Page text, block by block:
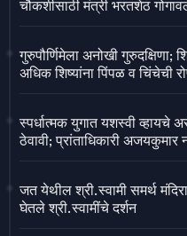
चौकशीसाठी मंत्री भरतशेठ
गुरुपौर्णिमेला अनोखी गुरुदक्षिणा;
अधिक शिष्यांना पिंपळ व चिंचेची
स्पर्धात्मक युगात यशस्वी व्हायचे
ठेवावी; प्रांताधिकारी अजयकुमार
जत येथील श्री.स्वामी समर्थ
घेतले श्री.स्वामींचे दर्शन